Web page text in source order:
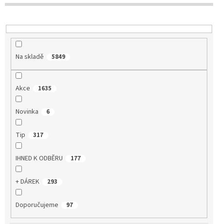
k
t
Na skladě 5849
Akce 1635
Novinka 6
Tip 317
IHNED K ODBĚRU 177
+ DÁREK 293
Doporučujeme 97